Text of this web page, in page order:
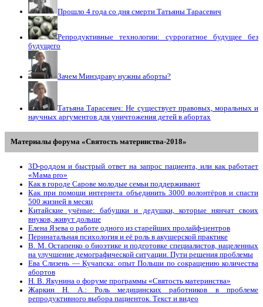
Прошло 4 года со дня смерти Татьяны Тарасевич
Репродуктивные технологии: суррогатное будущее без
будущего
Зачем Минздраву нужны аборты?
Татьяна Тарасевич: Не существует правовых, моральных и
научных аргументов для уничтожения детей в абортах
Материалы форума «Святость материнства-2018»
3D-роддом и быстрый ответ на запрос пациента, или как работает
«Мама prо»
Как в городе Сарове молодые семьи поддерживают
Как при помощи интернета объединить 3000 волонтёров и спасти
500 жизней в месяц
Китайские учёные: бабушки и дедушки, которые нянчат своих
внуков, живут дольше
Елена Язева о работе одного из старейших пролайф-центров
Перинатальная психология и её роль в акушерской практике
В. М. Остапенко о биоэтике и подготовке специалистов, нацеленных
на улучшение демографической ситуации. Пути решения проблемы
Ева Слизень — Кучапска: опыт Польши по сокращению количества
абортов
Н. В. Якунина о форуме программы «Святость материнства»
Жаркин Н. А.: Роль медицинских работников в проблеме
репродуктивного выбора пациенток. Tекст и видео